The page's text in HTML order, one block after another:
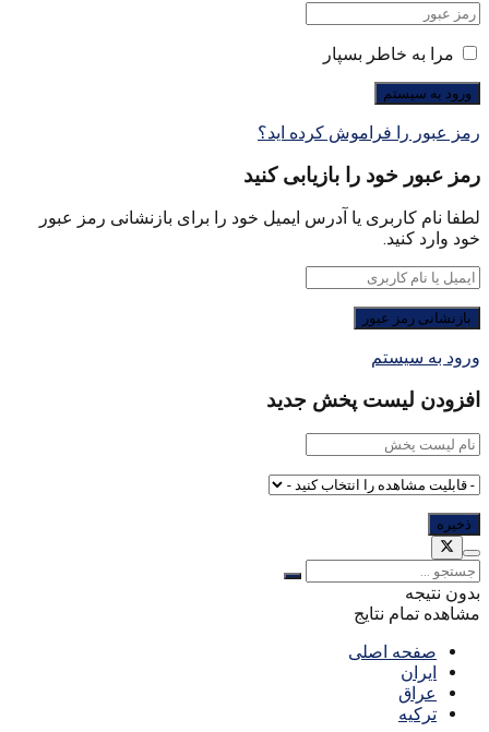
مرا به خاطر بسپار
رمز عبور را فراموش کرده اید؟
رمز عبور خود را بازیابی کنید
لطفا نام کاربری یا آدرس ایمیل خود را برای بازنشانی رمز عبور
خود وارد کنید.
ورود به سیستم
افزودن لیست پخش جدید
بدون نتیجه
مشاهده تمام نتایج
صفحه اصلی
ایران
عراق
ترکیه